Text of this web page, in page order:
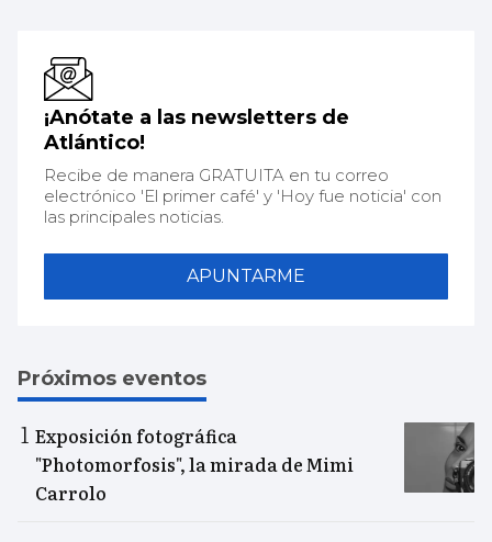
¡Anótate a las newsletters de
Atlántico!
Recibe de manera GRATUITA en tu correo
electrónico 'El primer café' y 'Hoy fue noticia' con
las principales noticias.
APUNTARME
Próximos eventos
Exposición fotográfica
"Photomorfosis", la mirada de Mimi
Carrolo